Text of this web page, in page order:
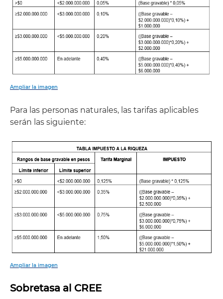
Ampliar la imagen
Para las personas naturales, las tarifas aplicables
serán las siguiente:
Ampliar la imagen
Sobretasa al CREE